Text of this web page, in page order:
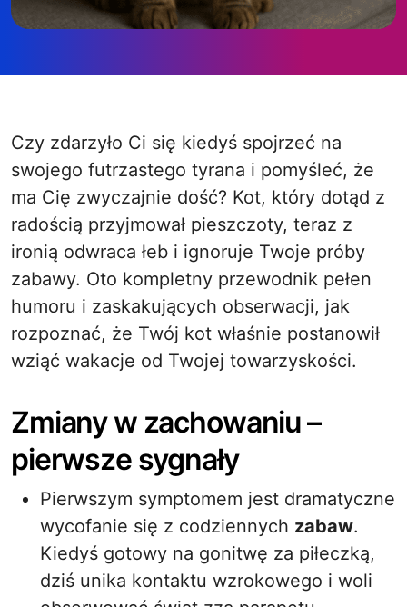
Czy zdarzyło Ci się kiedyś spojrzeć na
swojego futrzastego tyrana i pomyśleć, że
ma Cię zwyczajnie dość? Kot, który dotąd z
radością przyjmował pieszczoty, teraz z
ironią odwraca łeb i ignoruje Twoje próby
zabawy. Oto kompletny przewodnik pełen
humoru i zaskakujących obserwacji, jak
rozpoznać, że Twój kot właśnie postanowił
wziąć wakacje od Twojej towarzyskości.
Zmiany w zachowaniu –
pierwsze sygnały
Pierwszym symptomem jest dramatyczne
wycofanie się z codziennych zabaw.
Kiedyś gotowy na gonitwę za piłeczką,
dziś unika kontaktu wzrokowego i woli